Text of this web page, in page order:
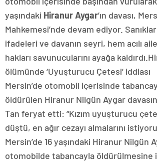
yaşındaki Hiranur Aygar’ın davası,
Mahkemesi’nde devam ediyor.
ifadeleri ve davanın seyri, hem acılı
hakları savunucularını ayağa
ölümünde ‘Uyuşturucu Çetesi’ iddiası
Mersin’de otomobil içerisinde
öldürülen Hiranur Nilgün Aygar
Tan feryat etti: “Kızım uyuşturucu
düştü, en ağır cezayı almalarını
Mersin’de 16 yaşındaki Hiranur Nilgün
otomobilde tabancayla öldürülmesine